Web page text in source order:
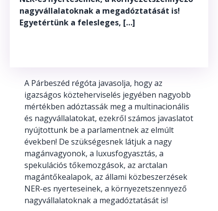
nagyvállalatoknak a megadóztatását is!
Egyetértünk a felesleges, […]
A Párbeszéd régóta javasolja, hogy az
igazságos közteherviselés jegyében nagyobb
mértékben adóztassák meg a multinacionális
és nagyvállalatokat, ezekről számos javaslatot
nyújtottunk be a parlamentnek az elmúlt
években! De szükségesnek látjuk a nagy
magánvagyonok, a luxusfogyasztás, a
spekulációs tőkemozgások, az arctalan
magántőkealapok, az állami közbeszerzések
NER-es nyerteseinek, a környezetszennyező
nagyvállalatoknak a megadóztatását is!